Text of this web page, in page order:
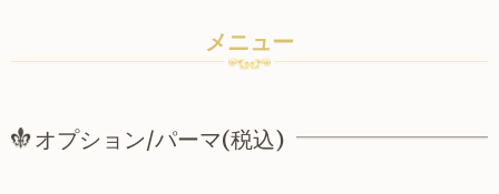
メニュー
オプション/パーマ(税込)